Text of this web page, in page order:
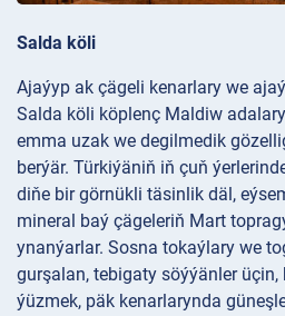
Salda köli
Ajaýyp ak çägeli kenarlary we
Salda köli köplenç Maldiw
emma uzak we degilmedik
berýär. Türkiýäniň iň çuň
diňe bir görnükli täsinlik däl,
mineral baý çägeleriň Mart
ynanýarlar. Sosna tokaýlary we
gurşalan, tebigaty söýýänler
ýüzmek, päk kenarlarynda